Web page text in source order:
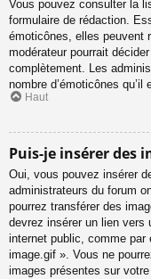
Vous pouvez consulter la
formulaire de rédaction.
émoticônes, elles peuvent
modérateur pourrait
complètement. Les
nombre d’émoticônes
Haut
Puis-je insérer des
Oui, vous pouvez insérer
administrateurs du forum
pourrez transférer des
devrez insérer un lien vers
internet public, comme par
image.gif ». Vous ne
images présentes sur